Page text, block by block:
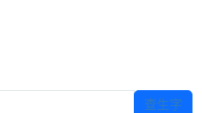
查生字